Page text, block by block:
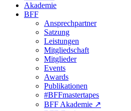
Akademie
BFF
Ansprechpartner
Satzung
Leistungen
Mitgliedschaft
Mitglieder
Events
Awards
Publikationen
#BFFmastertapes
BFF Akademie ↗︎